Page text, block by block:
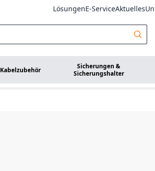
LösungenE-ServiceAktuelles
Kabelzubehör
Sicherungen &
Sicherungshalter